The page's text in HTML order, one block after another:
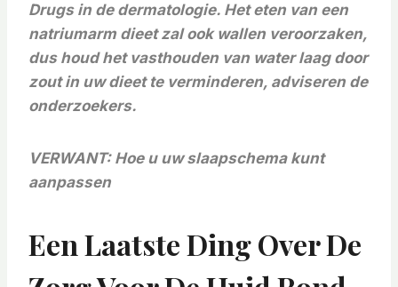
Drugs in de dermatologie. Het eten van een
natriumarm dieet zal ook wallen veroorzaken,
dus houd het vasthouden van water laag door
zout in uw dieet te verminderen, adviseren de
onderzoekers.
VERWANT: Hoe u uw slaapschema kunt
aanpassen
Een Laatste Ding Over De